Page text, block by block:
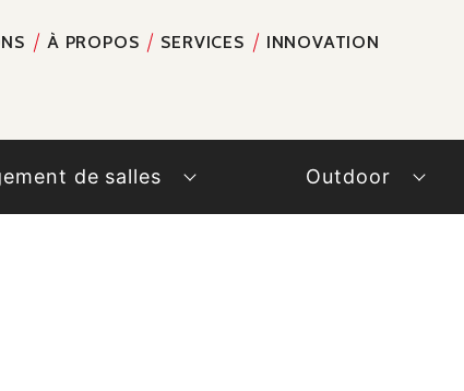
À PROPOS SERVICES INNOVATION
de salles Outdoor